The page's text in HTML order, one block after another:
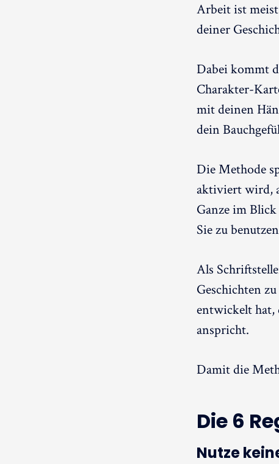
Arbeit ist
deiner
Dabei kommt
Charakter-
mit deinen
dein
Die Methode
aktiviert wird,
Ganze im
Sie zu
Als
Geschichten
entwickelt hat,
anspricht.
Damit die
Die 6
Nutze